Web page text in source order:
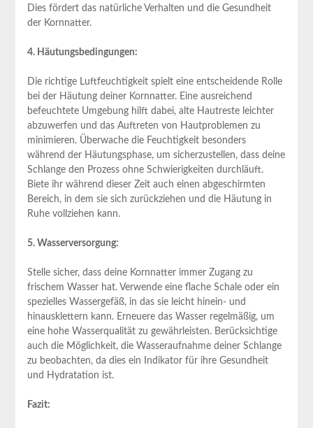
Dies fördert das natürliche Verhalten und die Gesundheit
der Kornnatter.
4. Häutungsbedingungen:
Die richtige Luftfeuchtigkeit spielt eine entscheidende Rolle
bei der Häutung deiner Kornnatter. Eine ausreichend
befeuchtete Umgebung hilft dabei, alte Hautreste leichter
abzuwerfen und das Auftreten von Hautproblemen zu
minimieren. Überwache die Feuchtigkeit besonders
während der Häutungsphase, um sicherzustellen, dass deine
Schlange den Prozess ohne Schwierigkeiten durchläuft.
Biete ihr während dieser Zeit auch einen abgeschirmten
Bereich, in dem sie sich zurückziehen und die Häutung in
Ruhe vollziehen kann.
5. Wasserversorgung:
Stelle sicher, dass deine Kornnatter immer Zugang zu
frischem Wasser hat. Verwende eine flache Schale oder ein
spezielles Wassergefäß, in das sie leicht hinein- und
hinausklettern kann. Erneuere das Wasser regelmäßig, um
eine hohe Wasserqualität zu gewährleisten. Berücksichtige
auch die Möglichkeit, die Wasseraufnahme deiner Schlange
zu beobachten, da dies ein Indikator für ihre Gesundheit
und Hydratation ist.
Fazit: